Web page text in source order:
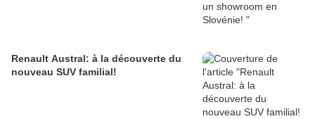
Renault Austral: à la découverte du
nouveau SUV familial!